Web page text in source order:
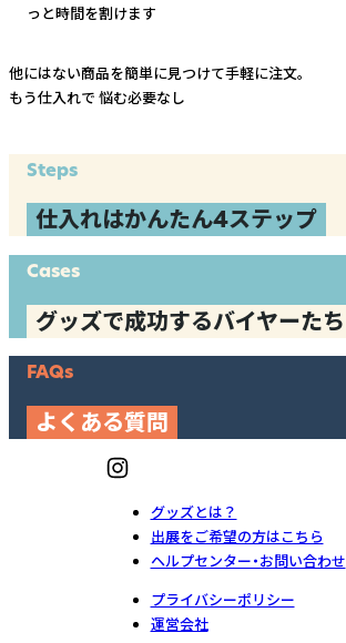
っと時間を割けます
他にはない商品を簡単に見つけて手軽に注文。
もう仕入れで 悩む必要なし
Steps
仕入れはかんたん4ステップ
Cases
グッズで成功するバイヤーたち
FAQs
よくある質問
グッズとは？
出展をご希望の方はこちら
ヘルプセンター・お問い合わせ
プライバシーポリシー
運営会社